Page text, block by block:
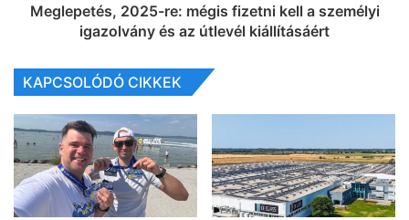
Meglepetés, 2025-re: mégis fizetni kell a személyi
igazolvány és az útlevél kiállításáért
KAPCSOLÓDÓ CIKKEK